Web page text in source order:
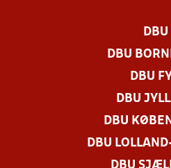
DBU
DBU
DBU
DBU
DBU
DBU